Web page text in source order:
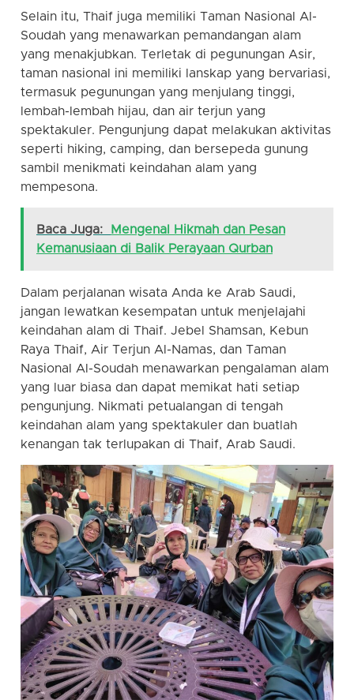
Selain itu, Thaif juga memiliki Taman Nasional Al-
Soudah yang menawarkan pemandangan alam
yang menakjubkan. Terletak di pegunungan Asir,
taman nasional ini memiliki lanskap yang bervariasi,
termasuk pegunungan yang menjulang tinggi,
lembah-lembah hijau, dan air terjun yang
spektakuler. Pengunjung dapat melakukan aktivitas
seperti hiking, camping, dan bersepeda gunung
sambil menikmati keindahan alam yang
mempesona.
Baca Juga:
Mengenal Hikmah dan Pesan
Kemanusiaan di Balik Perayaan Qurban
Dalam perjalanan wisata Anda ke Arab Saudi,
jangan lewatkan kesempatan untuk menjelajahi
keindahan alam di Thaif. Jebel Shamsan, Kebun
Raya Thaif, Air Terjun Al-Namas, dan Taman
Nasional Al-Soudah menawarkan pengalaman alam
yang luar biasa dan dapat memikat hati setiap
pengunjung. Nikmati petualangan di tengah
keindahan alam yang spektakuler dan buatlah
kenangan tak terlupakan di Thaif, Arab Saudi.